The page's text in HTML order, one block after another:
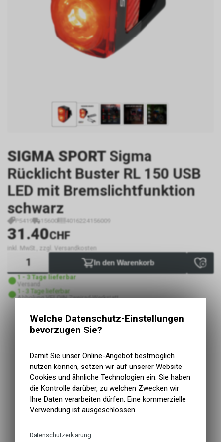
SIGMA SPORT Sigma
Rücklicht Buster RL 150 USB
LED mit Bremslichtfunktion
schwarz
P5419 15600 4016224156009
31.40CHF
inkl. MwSt., zzgl. Versandkosten
In den Warenkorb
1 - 3 Tage lieferbar
Versand
1 - 3 Tage lieferbar
Abholung VELOIN Zweirad-Werkstatt
KurzbezeichnungBuster RL 150
Leuchtmittel/Anzahl
LED
Leuchtkraft
Laufzeit Rücklicht (Sparmodus)
6 h
Laufzeit Rücklicht (Blinkmodus)20 h
Energiequelle
Akku
Ladeanschluss (Eingang)
Silikonstrap
Das leistungsstärkste, innovativste und bisher aus
Welche Datenschutz-Einstellungen
bevorzugen Sie?
Damit Sie unser Online-Angebot bestmöglich
nutzen können, setzen wir auf unserer Website
Cookies und ähnliche Technologien ein. Sie haben
die Kontrolle darüber, zu welchen Zwecken wir
Ihre Daten verarbeiten dürfen. Eine kommerzielle
Verwendung ist ausgeschlossen.
Datenschutzerklärung